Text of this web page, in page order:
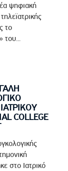
ψηφιακή
το
του...
COLLEGE
στο Ιατρικό